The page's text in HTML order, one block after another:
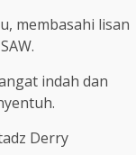
membasahi lisan
indah dan
Derry